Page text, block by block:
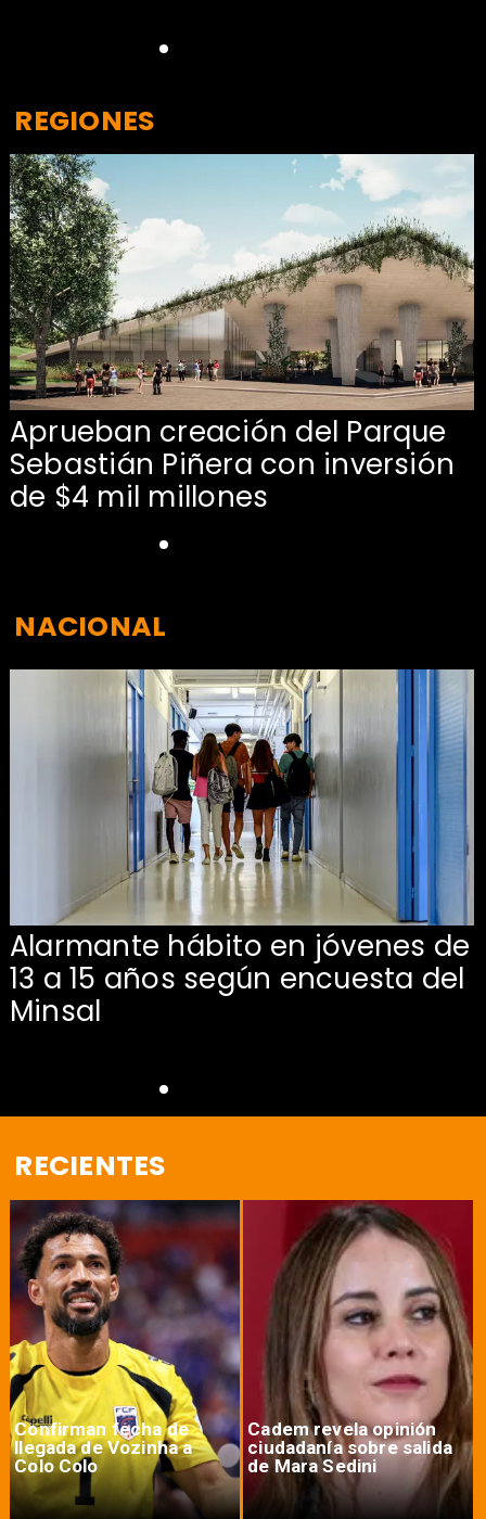
Aprueban creación del Parque
Sebastián Piñera con inversión
de $4 mil millones
REGIONES
Alarmante hábito en jóvenes de
13 a 15 años según encuesta del
Minsal
NACIONAL
RECIENTES
Confirman fecha de
llegada de Vozinha a
Colo Colo
Cadem revela opinión
ciudadanía sobre salida
de Mara Sedini